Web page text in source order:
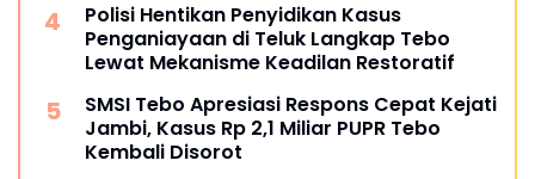
Polisi Hentikan Penyidikan Kasus
Penganiayaan di Teluk Langkap Tebo
Lewat Mekanisme Keadilan Restoratif
SMSI Tebo Apresiasi Respons Cepat Kejati
Jambi, Kasus Rp 2,1 Miliar PUPR Tebo
Kembali Disorot